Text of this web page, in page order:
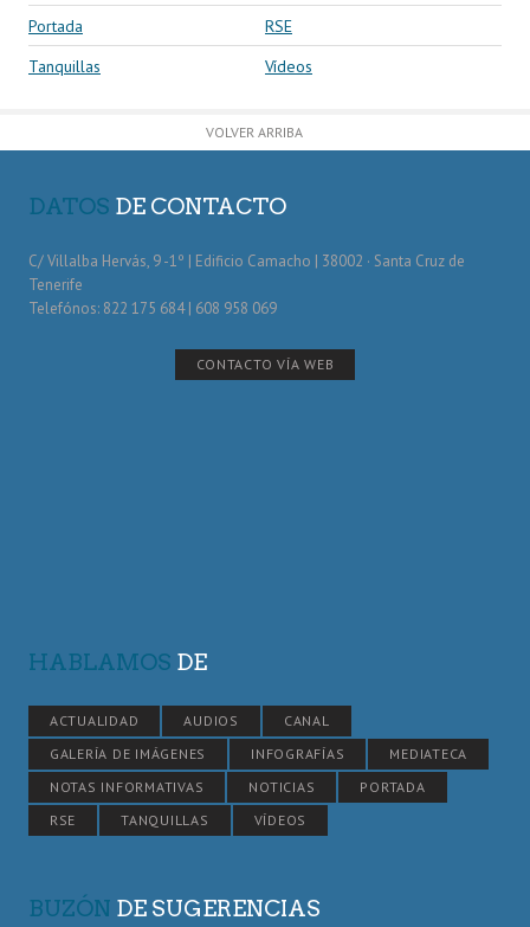
Portada
RSE
Tanquillas
Vídeos
VOLVER ARRIBA
DATOS DE CONTACTO
C/ Villalba Hervás, 9 -1º | Edificio Camacho | 38002 · Santa Cruz de
Tenerife
Telefónos: 822 175 684 | 608 958 069
CONTACTO VÍA WEB
HABLAMOS DE
ACTUALIDAD AUDIOS
CANAL
GALERÍA DE IMÁGENES
INFOGRAFÍAS
MEDIATECA
NOTAS INFORMATIVAS
NOTICIAS
PORTADA
RSE
TANQUILLAS VÍDEOS
BUZÓN DE SUGERENCIAS